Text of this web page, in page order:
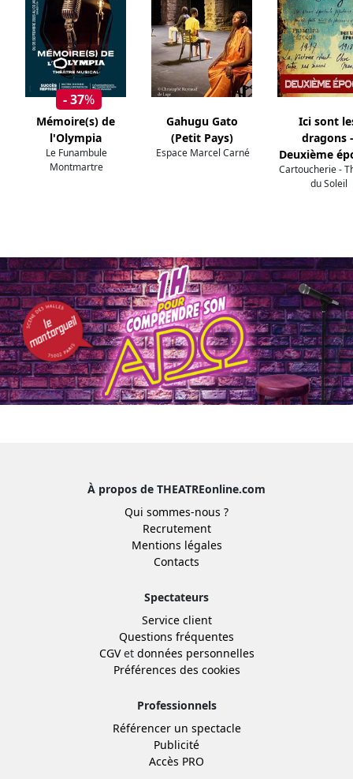
- 37%
Mémoire(s) de
l'Olympia
Le Funambule
Montmartre
Gahugu Gato
(Petit Pays)
Espace Marcel Carné
Ici sont
dragons -
Deuxième
Cartoucherie -
du Soleil
À propos de THEATREonline.com
Qui sommes-nous ?
Recrutement
Mentions légales
Contacts
Spectateurs
Service client
Questions fréquentes
CGVet données personnelles
Préférences des cookies
Professionnels
Référencer un spectacle
Publicité
Accès PRO